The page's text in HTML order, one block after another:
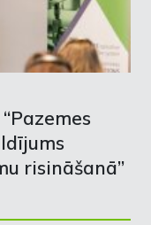
risināšanā”